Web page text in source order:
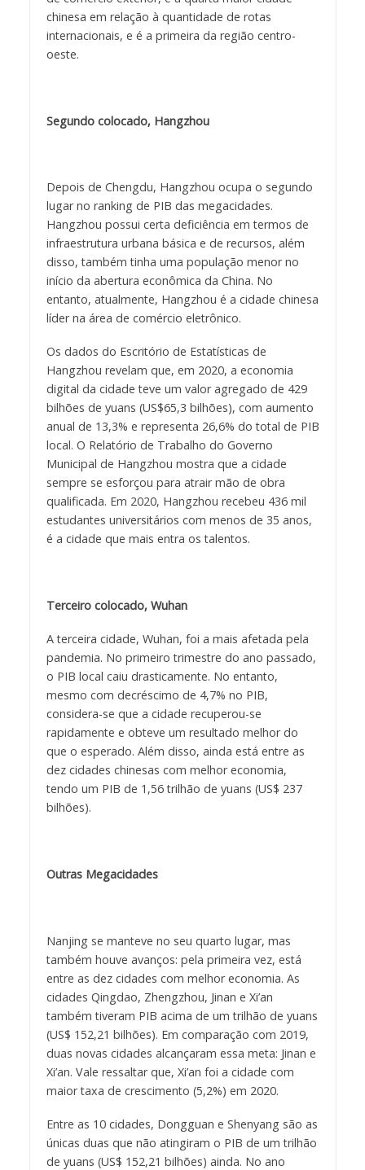
chinesa em relação à quantidade de rotas
internacionais, e é a primeira da região centro-
oeste.
Segundo colocado, Hangzhou
Depois de Chengdu, Hangzhou ocupa o segundo
lugar no ranking de PIB das megacidades.
Hangzhou possui certa deficiência em termos de
infraestrutura urbana básica e de recursos, além
disso, também tinha uma população menor no
início da abertura econômica da China. No
entanto, atualmente, Hangzhou é a cidade chinesa
líder na área de comércio eletrônico.
Os dados do Escritório de Estatísticas de
Hangzhou revelam que, em 2020, a economia
digital da cidade teve um valor agregado de 429
bilhões de yuans (US$65,3 bilhões), com aumento
anual de 13,3% e representa 26,6% do total de PIB
local. O Relatório de Trabalho do Governo
Municipal de Hangzhou mostra que a cidade
sempre se esforçou para atrair mão de obra
qualificada. Em 2020, Hangzhou recebeu 436 mil
estudantes universitários com menos de 35 anos,
é a cidade que mais entra os talentos.
Terceiro colocado, Wuhan
A terceira cidade, Wuhan, foi a mais afetada pela
pandemia. No primeiro trimestre do ano passado,
o PIB local caiu drasticamente. No entanto,
mesmo com decréscimo de 4,7% no PIB,
considera-se que a cidade recuperou-se
rapidamente e obteve um resultado melhor do
que o esperado. Além disso, ainda está entre as
dez cidades chinesas com melhor economia,
tendo um PIB de 1,56 trilhão de yuans (US$ 237
bilhões).
Outras Megacidades
Nanjing se manteve no seu quarto lugar, mas
também houve avanços: pela primeira vez, está
entre as dez cidades com melhor economia. As
cidades Qingdao, Zhengzhou, Jinan e Xi’an
também tiveram PIB acima de um trilhão de yuans
(US$ 152,21 bilhões). Em comparação com 2019,
duas novas cidades alcançaram essa meta: Jinan e
Xi’an. Vale ressaltar que, Xi’an foi a cidade com
maior taxa de crescimento (5,2%) em 2020.
Entre as 10 cidades, Dongguan e Shenyang são as
únicas duas que não atingiram o PIB de um trilhão
de yuans (US$ 152,21 bilhões) ainda. No ano